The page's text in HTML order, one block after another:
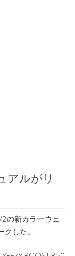
アルがリ
の新カラーウェ
した。